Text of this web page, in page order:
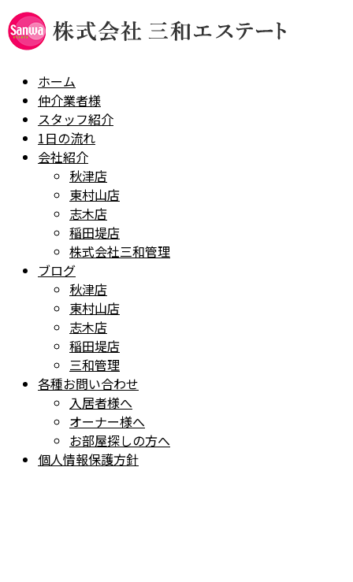
ホーム
仲介業者様
スタッフ紹介
1日の流れ
会社紹介
秋津店
東村山店
志木店
稲田堤店
株式会社三和管理
ブログ
秋津店
東村山店
志木店
稲田堤店
三和管理
各種お問い合わせ
入居者様へ
オーナー様へ
お部屋探しの方へ
個人情報保護方針